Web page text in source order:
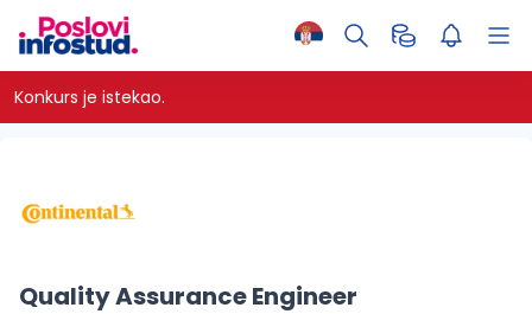
Konkurs je istekao.
Quality Assurance Engineer